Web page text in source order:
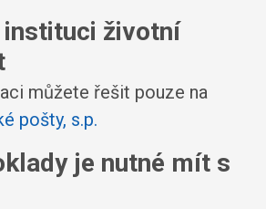
instituci životní
můžete řešit pouze na
pošty, s.p.
je nutné mít s